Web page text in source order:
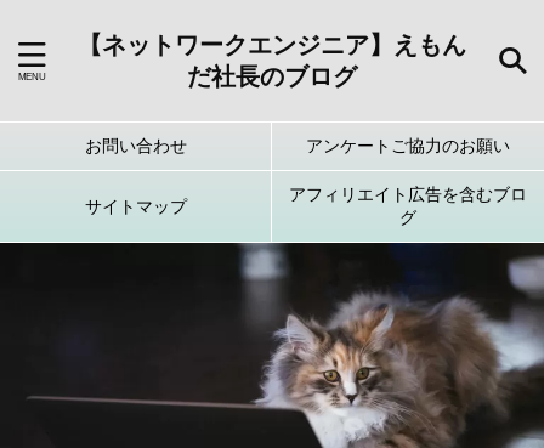
【ネットワークエンジニア】えもん
だ社長のブログ
お問い合わせ アンケートご協力のお願い
サイトマップ
アフィリエイト広告を含むブロ
グ